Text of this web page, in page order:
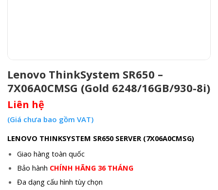
Lenovo ThinkSystem SR650 –
7X06A0CMSG (Gold 6248/16GB/930-8i)
Liên hệ
(Giá chưa bao gồm VAT)
LENOVO THINKSYSTEM SR650 SERVER (7X06A0CMSG)
Giao hàng toàn quốc
Bảo hành CHÍNH HÃNG 36 THÁNG
Đa dạng cấu hình tùy chọn